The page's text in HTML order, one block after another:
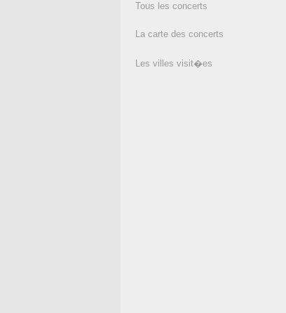
Tous les concerts
La carte des concerts
Les villes visit�es